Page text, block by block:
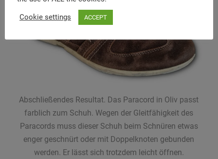
Abschließendes Resultat. Das Paracord in Oliv passt
farblich zum Schuh. Wegen der Gleitfähigkeit des
Paracords muss dieser Schuh beim Schnüren etwas
enger geschnürt oder mit Doppelknoten gebunden
werden. Er lässt sich trotzdem leicht öffnen.
Cookie settings ACCEPT